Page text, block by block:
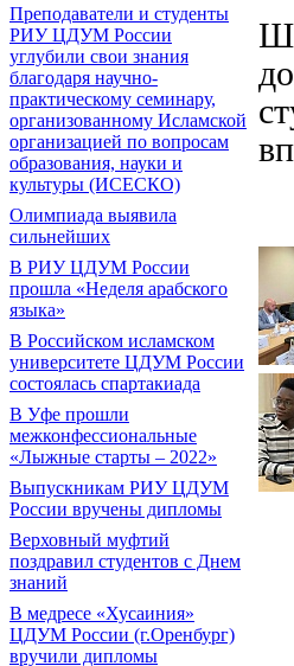
Преподаватели и студенты
РИУ ЦДУМ России
углубили свои знания
благодаря научно-
практическому семинару,
организованному Исламской
организацией по вопросам
образования, науки и
культуры (ИСЕСКО)
Олимпиада выявила
сильнейших
В РИУ ЦДУМ России
прошла «Неделя арабского
языка»
В Российском исламском
университете ЦДУМ России
состоялась спартакиада
В Уфе прошли
межконфессиональные
«Лыжные старты – 2022»
Выпускникам РИУ ЦДУМ
России вручены дипломы
Верховный муфтий
поздравил студентов с Днем
знаний
В медресе «Хусаиния»
ЦДУМ России (г.Оренбург)
вручили дипломы